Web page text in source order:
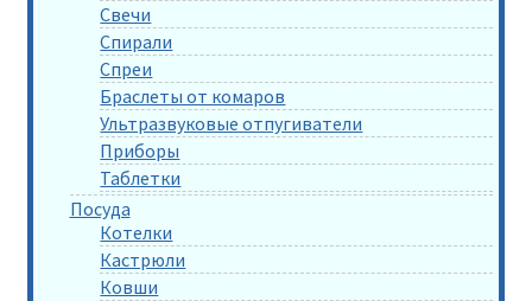
Свечи
Спирали
Спреи
Браслеты от комаров
Ультразвуковые отпугиватели
Приборы
Таблетки
Посуда
Котелки
Кастрюли
Ковши